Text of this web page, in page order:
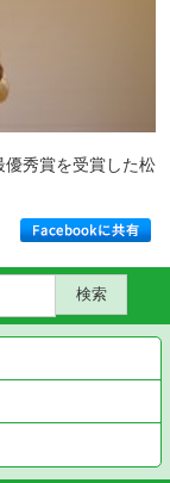
賞した松